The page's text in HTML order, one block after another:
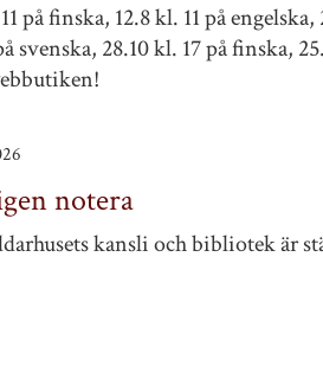
på finska, 12.8 kl. 11 på
svenska, 28.10 kl. 17 på finska,
notera
kansli och bibliotek är